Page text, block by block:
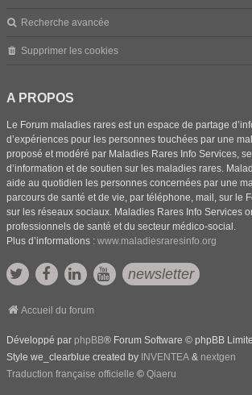
Recherche avancée
Supprimer les cookies
A PROPOS
Le Forum maladies rares est un espace de partage
d’expériences pour les personnes touchées par une
proposé et modéré par Maladies Rares Info Services,
d’information et de soutien sur les maladies rares.
aide au quotidien les personnes concernées par une
parcours de santé et de vie, par téléphone, mail, sur le
sur les réseaux sociaux. Maladies Rares Info Services
professionnels de santé et du secteur médico-social.
Plus d’informations : www.maladiesraresinfo.org
newsletter
Accueil du forum
Développé par phpBB® Forum Software © phpBB
Style we_clearblue created by INVENTEA & nextgen
Traduction française officielle © Qiaeru